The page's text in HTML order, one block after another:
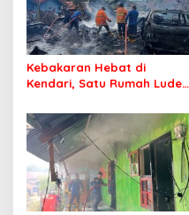
Kebakaran Hebat di
Kendari, Satu Rumah Ludes